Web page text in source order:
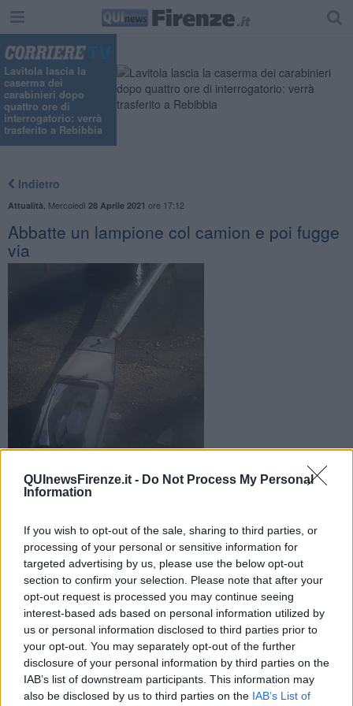
QUInewsFirenze.it - Do Not Process My Personal
Information
If you wish to opt-out of the sale, sharing to third parties, or
processing of your personal or sensitive information for
targeted advertising by us, please use the below opt-out
section to confirm your selection. Please note that after your
opt-out request is processed you may continue seeing
interest-based ads based on personal information utilized by
us or personal information disclosed to third parties prior to
your opt-out. You may separately opt-out of the further
disclosure of your personal information by third parties on the
IAB’s list of downstream participants. This information may
also be disclosed by us to third parties on the IAB’s List of
Lavitola lascia la
caserma dei
carabinieri dopo
quattro ore di
interrogatorio: verrà
trasferito a Rebibbia
Indietro
Attualità Mercoledì 28 Aprile 2021 ore 17:12
Abbatte un lampione col camion e poi fugge
via
Ha tirato giù un lampione con il camion e poi se ne è andato
come se niente fosse. L'uomo è stato rintracciato e
FIRENZE —Con una manovra ha tirato giù un palo
dell'illuminazione pubblica e senza pensarci ha ingranato la prima e
si è dileguato. Dopo una fuga durata un paio di ore il camionista
fuggitivo è stato rintracciato dagli agenti della Polizia Municipale.
Il fatto è accaduto questa mattina intorno alle 10 in via Vespucci, la
strada è stata chiusa fino poco prima delle 12 nel tratto via del